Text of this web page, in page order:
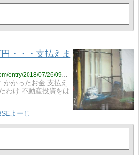
・・・支払えま
https://www.dasshutu-plan.com/entry/2018/07/26/094041
かかったお金 支払え
わけ 不動産投資をは
よーじ